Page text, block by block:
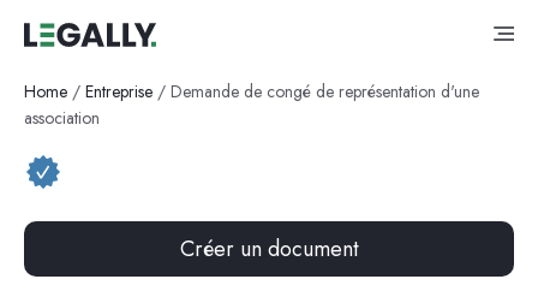
Home / Entreprise / Demande de congé de représentation d'une
association
Créer un document